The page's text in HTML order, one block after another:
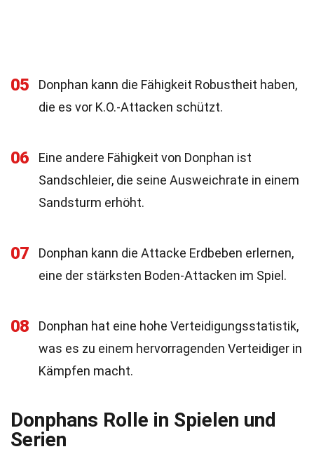
05
Donphan kann die Fähigkeit Robustheit haben,
die es vor K.O.-Attacken schützt.
06
Eine andere Fähigkeit von Donphan ist
Sandschleier, die seine Ausweichrate in einem
Sandsturm erhöht.
07
Donphan kann die Attacke Erdbeben erlernen,
eine der stärksten Boden-Attacken im Spiel.
08
Donphan hat eine hohe Verteidigungsstatistik,
was es zu einem hervorragenden Verteidiger in
Kämpfen macht.
Donphans Rolle in Spielen und
Serien